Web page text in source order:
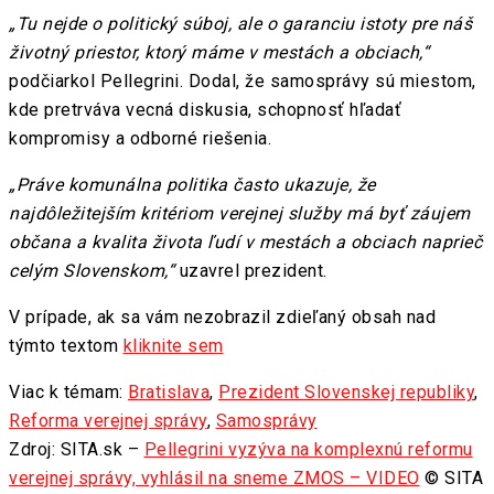
„Tu nejde o politický súboj, ale o garanciu istoty pre náš
životný priestor, ktorý máme v mestách a obciach,“
podčiarkol Pellegrini. Dodal, že samosprávy sú miestom,
kde pretrváva vecná diskusia, schopnosť hľadať
kompromisy a odborné riešenia.
„Práve komunálna politika často ukazuje, že
najdôležitejším kritériom verejnej služby má byť záujem
občana a kvalita života ľudí v mestách a obciach naprieč
celým Slovenskom,“uzavrel prezident.
V prípade, ak sa vám nezobrazil zdieľaný obsah nad
týmto textom kliknite sem
Viac k témam: Bratislava, Prezident Slovenskej republiky,
Reforma verejnej správy, Samosprávy
Zdroj: SITA.sk – Pellegrini vyzýva na komplexnú reformu
verejnej správy, vyhlásil na sneme ZMOS – VIDEO © SITA